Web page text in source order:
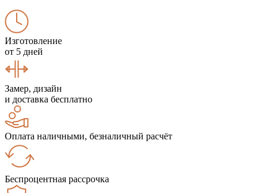
Изготовление
от 5 дней
Замер, дизайн
и доставка бесплатно
Оплата наличными, безналичный расчёт
Беспроцентная рассрочка